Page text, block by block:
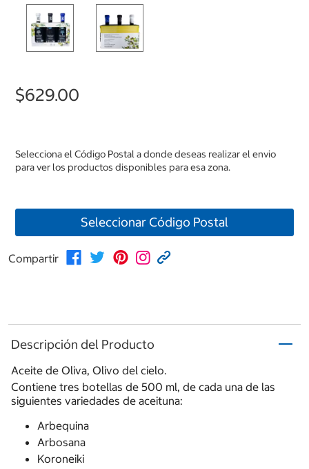
$629.00
Selecciona el Código Postal a donde deseas realizar el envio
para ver los productos disponibles para esa zona.
Seleccionar Código Postal
Compartir
Descripción del Producto
Aceite de Oliva, Olivo del cielo.
Contiene tres botellas de 500 ml, de cada una de las
siguientes variedades de aceituna:
Arbequina
Arbosana
Koroneiki